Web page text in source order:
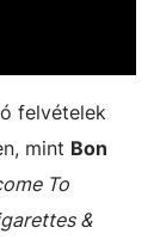
felvételek
mint Bon
To
&